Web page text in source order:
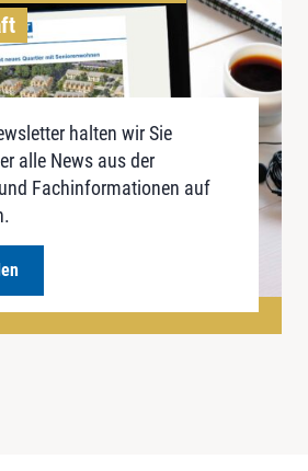
halten wir Sie
alle News aus der
Fachinformationen auf